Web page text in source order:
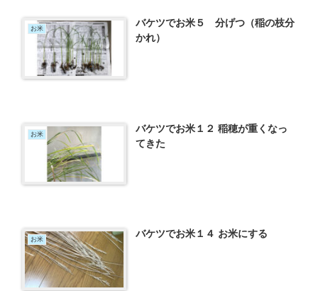
お米
バケツでお米５ 分げつ（稲の枝分
かれ）
お米
バケツでお米１２ 稲穂が重くなっ
てきた
お米 バケツでお米１４ お米にする